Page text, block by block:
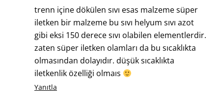
trenn içine dökülen sıvı esas malzeme süper
iletken bir malzeme bu sıvı helyum sıvı azot
gibi eksi 150 derece sıvı olabilen elementlerdir.
zaten süper iletken olamları da bu sıcaklıkta
olmasından dolayıdır. düşük sıcaklıkta
iletkenlik özelliği olmaıs
Yanıtla